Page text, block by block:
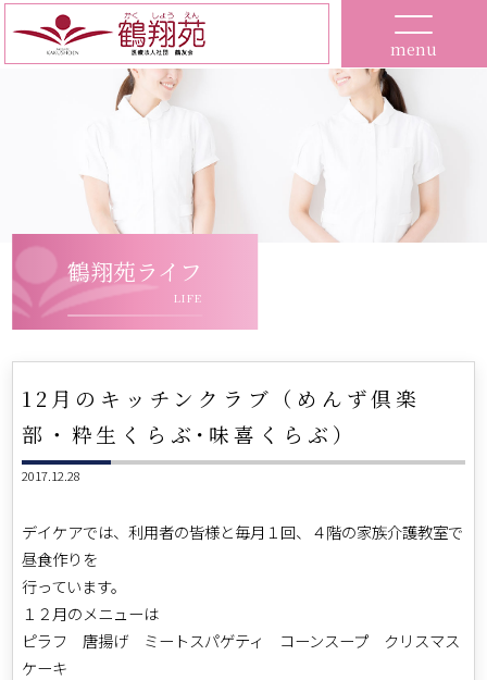
menu
鶴翔苑ライフ
LIFE
12月のキッチンクラブ（めんず倶楽
部・粋生くらぶ･味喜くらぶ）
2017.12.28
デイケアでは、利用者の皆様と毎月１回、４階の家族介護教室で
昼食作りを
行っています。
１２月のメニューは
ピラフ 唐揚げ ミートスパゲティ コーンスープ クリスマス
ケーキ